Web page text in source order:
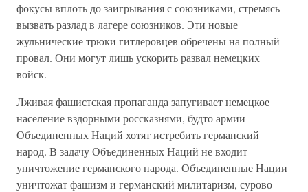
фокусы вплоть до заигрывания с союзниками, стремясь
вызвать разлад в лагере союзников. Эти новые
жульнические трюки гитлеровцев обречены на полный
провал. Они могут лишь ускорить развал немецких
войск.
Лживая фашистская пропаганда запугивает немецкое
население вздорными россказнями, будто армии
Объединенных Наций хотят истребить германский
народ. В задачу Объединенных Наций не входит
уничтожение германского народа. Объединенные Нации
уничтожат фашизм и германский милитаризм, сурово